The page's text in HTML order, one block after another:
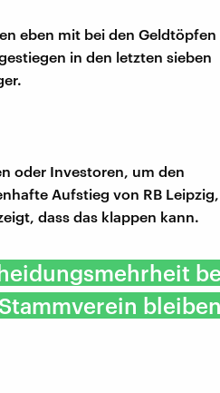
eben mit bei den Geldtöpfen
in den letzten sieben
oder Investoren, um den
Aufstieg von RB
dass das klappen kann.